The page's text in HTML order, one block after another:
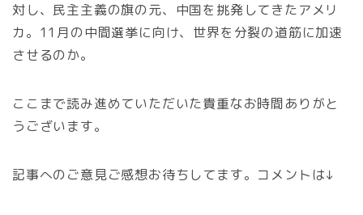
対し、民主主義の旗の元、中国を挑発してきたアメリ
カ。11月の中間選挙に向け、世界を分裂の道筋に加速
させるのか。
ここまで読み進めていただいた貴重なお時間ありがと
うございます。
記事へのご意見ご感想お待ちしてます。コメントは↓